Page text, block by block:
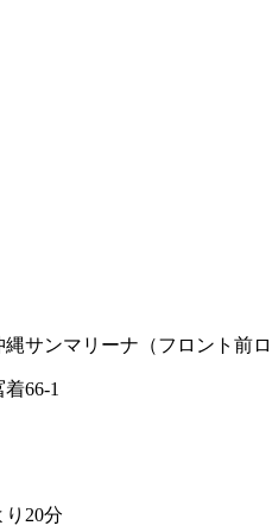
サンマリーナ（フロント前
66-1
20分